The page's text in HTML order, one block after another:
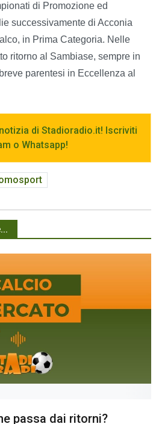
di Promozione ed
successivamente di Acconia
in Prima Categoria. Nelle
ritorno al Sambiase, sempre in
parentesi in Eccellenza al
di Stadioradio.it! Iscriviti
o Whatsapp!
passa dai ritorni?